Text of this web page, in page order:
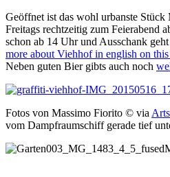
Geöffnet ist das wohl urbanste Stück
Freitags rechtzeitig zum Feierabend
schon ab 14 Uhr und Ausschank
more about Viehhof in english on
Neben guten Bier gibts auch noch
Fotos von Massimo Fiorito © via
vom Dampfraumschiff gerade tief